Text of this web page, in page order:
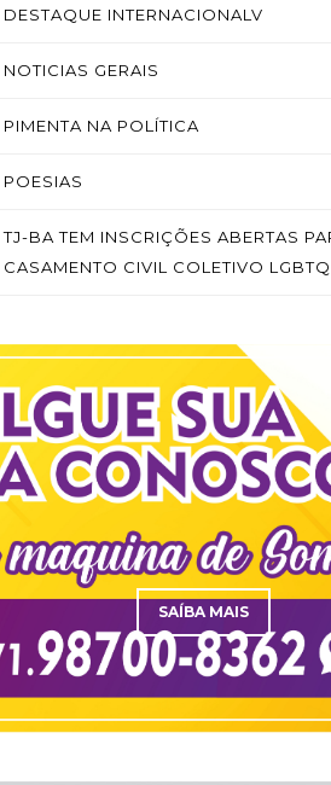
DESTAQUE INTERNACIONALV
NOTICIAS GERAIS
PIMENTA NA POLÍTICA
POESIAS
TJ-BA TEM INSCRIÇÕES ABERTAS
CASAMENTO CIVIL COLETIVO
SAÍBA MAIS